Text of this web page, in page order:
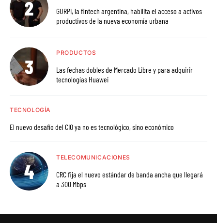
GURPI, la fintech argentina, habilita el acceso a activos
productivos de la nueva economía urbana
PRODUCTOS
Las fechas dobles de Mercado Libre y para adquirir
tecnologías Huawei
TECNOLOGÍA
El nuevo desafío del CIO ya no es tecnológico, sino económico
TELECOMUNICACIONES
CRC fija el nuevo estándar de banda ancha que llegará
a 300 Mbps